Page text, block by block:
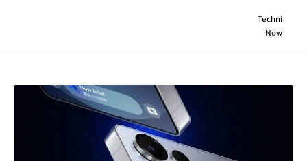
Techni
Now